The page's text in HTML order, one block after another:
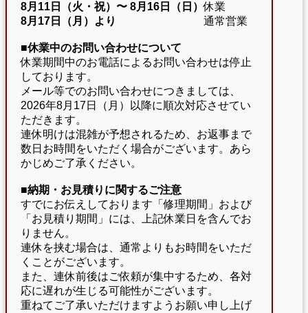
8月11日（火・祝）〜 8月16日（日）休業
8月17日（月）より
通常営業
■休業中のお問い合わせについて
休業期間中のお電話によるお問い合わせは停止
しております。
メール等でのお問い合わせにつきましては、
2026年8月17日（月）以降に順次対応させてい
ただきます。
連休明けは混雑が予想されるため、お返事まで
数日お時間をいただく場合がございます。あら
かじめご了承ください。
■納期・お見積りに関するご注意
すでにお伝えしております「修理期間」および
「お見積り期間」には、上記休業日を含んでお
りません。
連休を挟む場合は、通常よりもお時間をいただ
くことがございます。
また、連休前後はご依頼が集中するため、各対
応に遅れが生じる可能性がございます。
重ねてご了承いただけますようお願い申し上げ